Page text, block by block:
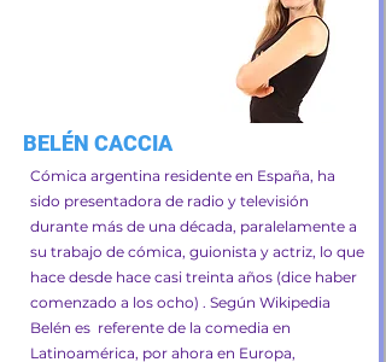
BELÉN CACCIA
Cómica argentina residente en España, ha
sido presentadora de radio y televisión
durante más de una década, paralelamente a
su trabajo de cómica, guionista y actriz, lo que
hace desde hace casi treinta años (dice haber
comenzado a los ocho) . Según Wikipedia
Belén es referente de la comedia en
Latinoamérica, por ahora en Europa,